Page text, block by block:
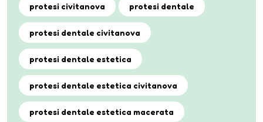
protesi civitanova protesi dentale
protesi dentale civitanova
protesi dentale estetica
protesi dentale estetica civitanova
protesi dentale estetica macerata